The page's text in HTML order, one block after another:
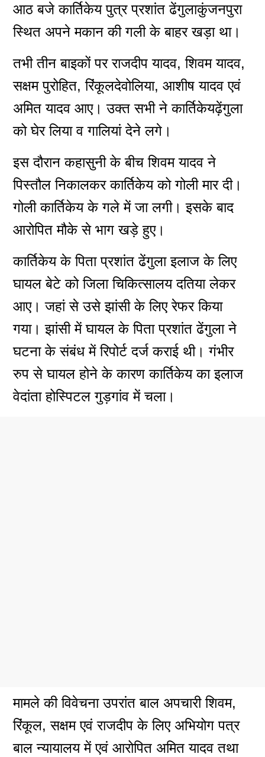
आठ बजे कार्तिकेय पुत्र प्रशांत ढेंगुलाकुंजनपुरा
स्थित अपने मकान की गली के बाहर खड़ा था।
तभी तीन बाइकों पर राजदीप यादव, शिवम यादव,
सक्षम पुरोहित, रिंकूलदेवोलिया, आशीष यादव एवं
अमित यादव आए। उक्त सभी ने कार्तिकेयढ़ेंगुला
को घेर लिया व गालियां देने लगे।
इस दौरान कहासुनी के बीच शिवम यादव ने
पिस्तौल निकालकर कार्तिकेय को गोली मार दी।
गोली कार्तिकेय के गले में जा लगी। इसके बाद
आरोपित मौके से भाग खड़े हुए।
कार्तिकेय के पिता प्रशांत ढेंगुला इलाज के लिए
घायल बेटे को जिला चिकित्सालय दतिया लेकर
आए। जहां से उसे झांसी के लिए रेफर किया
गया। झांसी में घायल के पिता प्रशांत ढेंगुला ने
घटना के संबंध में रिपोर्ट दर्ज कराई थी। गंभीर
रुप से घायल होने के कारण कार्तिकेय का इलाज
वेदांता होस्पिटल गुड़गांव में चला।
मामले की विवेचना उपरांत बाल अपचारी शिवम,
रिंकूल, सक्षम एवं राजदीप के लिए अभियोग पत्र
बाल न्यायालय में एवं आरोपित अमित यादव तथा